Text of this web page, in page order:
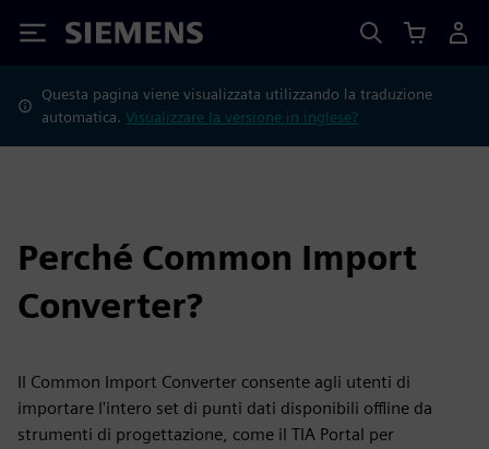
Siemens
Questa pagina viene visualizzata utilizzando la traduzione
automatica.Visualizzare la versione in inglese?
Perché Common Import
Converter?
Il Common Import Converter consente agli utenti di
importare l'intero set di punti dati disponibili offline da
strumenti di progettazione, come il TIA Portal per